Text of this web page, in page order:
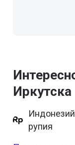
Иркутска
рупия